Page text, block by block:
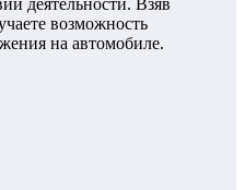
деятельности. Взяв
возможность
на автомобиле.